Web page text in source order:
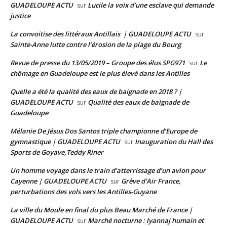
GUADELOUPE ACTU sur Lucile la voix d’une esclave qui demande
justice
La convoitise des littéraux Antillais | GUADELOUPE ACTU sur
Sainte-Anne lutte contre l’érosion de la plage du Bourg
Revue de presse du 13/05/2019 – Groupe des élus SPG971 sur Le
chômage en Guadeloupe est le plus élevé dans les Antilles
Quelle a été la qualité des eaux de baignade en 2018 ? |
GUADELOUPE ACTU sur Qualité des eaux de baignade de
Guadeloupe
Mélanie De Jésus Dos Santos triple championne d’Europe de
gymnastique | GUADELOUPE ACTU sur Inauguration du Hall des
Sports de Goyave,Teddy Riner
Un homme voyage dans le train d’atterrissage d’un avion pour
Cayenne | GUADELOUPE ACTU sur Grève d’Air France,
perturbations des vols vers les Antilles-Guyane
La ville du Moule en final du plus Beau Marché de France |
GUADELOUPE ACTU sur Marché nocturne : lyannaj humain et